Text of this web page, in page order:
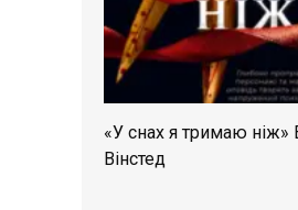
«У снах я тримаю ніж»
Вінстед